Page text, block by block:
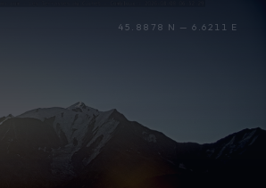
45.8878 N — 6.6211 E